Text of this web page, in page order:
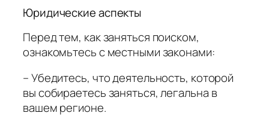
Юридические аспекты
Перед тем, как заняться поиском,
ознакомьтесь с местными законами:
– Убедитесь, что деятельность, которой
вы собираетесь заняться, легальна в
вашем регионе.